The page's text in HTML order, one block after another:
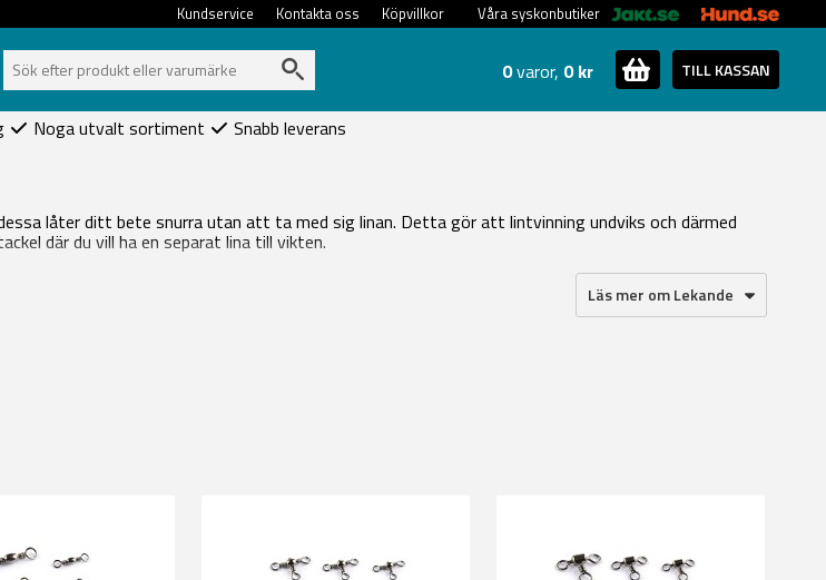
Våra syskonbutiker
Köpvillkor
Kontakta oss
Kundservice
0varor, 0 kr TILL KASSAN
Noga utvalt sortiment Snabb leverans
låter ditt bete snurra utan att ta med sig linan. Detta gör att lintvinning undviks och därmed
där du vill ha en separat lina till vikten.
Läs mer om Lekande